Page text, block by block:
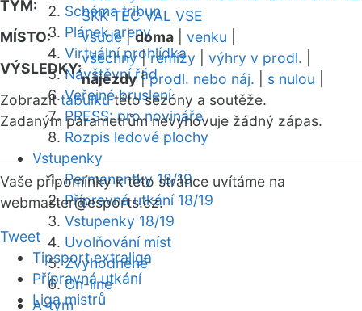
Schéma tribun
Plánek areny
Virtuální prohlídka
Návštěvní řád
Veřejné bruslení
PRESS: pro novináře
Rozpis ledové plochy
Vstupenky
Permanentky 18/19
Přípravná utkání 18/19
Vstupenky 18/19
Uvolňování míst
Zvýhodněné
On-line
A-tým
TÝM:
SKK TEC VAL VSE
MÍSTO:
všude|doma venku
VÝSLEDKY:
všechny|remízy výhry v prodl.
nájezdy|prodl. nebo náj. s nulou
Zobrazittabulkutéto sezóny a soutěže.
Zadaným parametrům nevyhovuje žádný zápas.
Vaše připomínky k této stránce uvítáme na
webmaster@esports.cz.
Tweet
Tipsport extraliga
Přípravná utkání
Liga mistrů